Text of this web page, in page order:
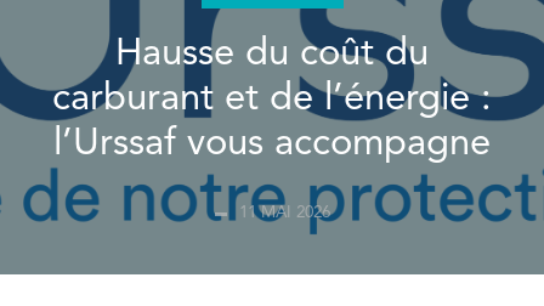
Hausse du coût du
carburant et de l’énergie :
l’Urssaf vous accompagne
11 MAI 2026